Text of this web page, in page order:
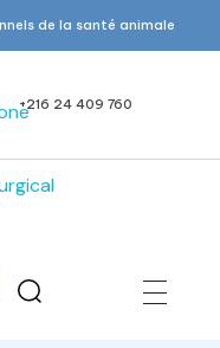
de la santé animale
+216 24 409 760